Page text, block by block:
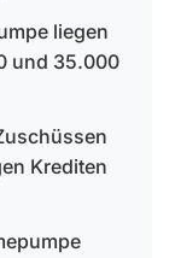
liegen
und 35.000
Krediten